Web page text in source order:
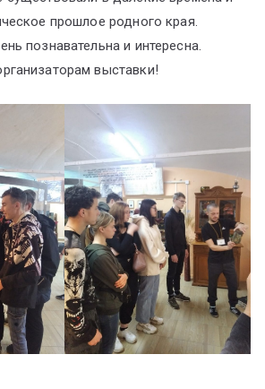
прошлое родного края.
познавательна и интересна.
выставки!